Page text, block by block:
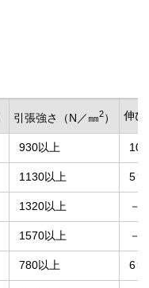
引張強さ（N／㎜2） 伸び
930以上 10
1130以上 5％
1320以上 －
1570以上 －
780以上 6％